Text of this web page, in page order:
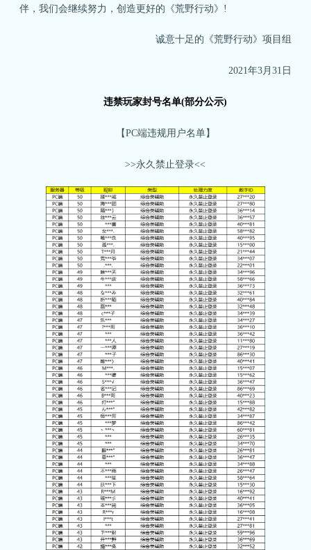
伴，我们会继续努力，创造更好的《荒野行动》!
诚意十足的《荒野行动》项目组
2021年3月31日
违禁玩家封号名单(部分公示)
【PC端违规用户名单】
>>永久禁止登录<<